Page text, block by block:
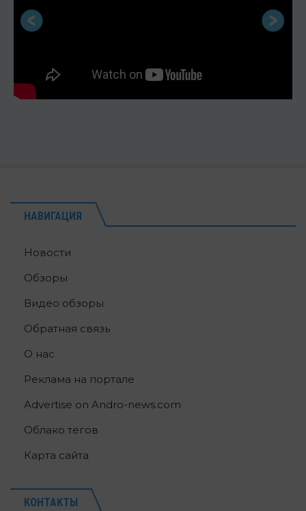
НАВИГАЦИЯ
Новости
Обзоры
Видео обзоры
Обратная связь
О нас
Реклама на портале
Advertise on Andro-news.com
Облако тегов
Карта сайта
КОНТАКТЫ